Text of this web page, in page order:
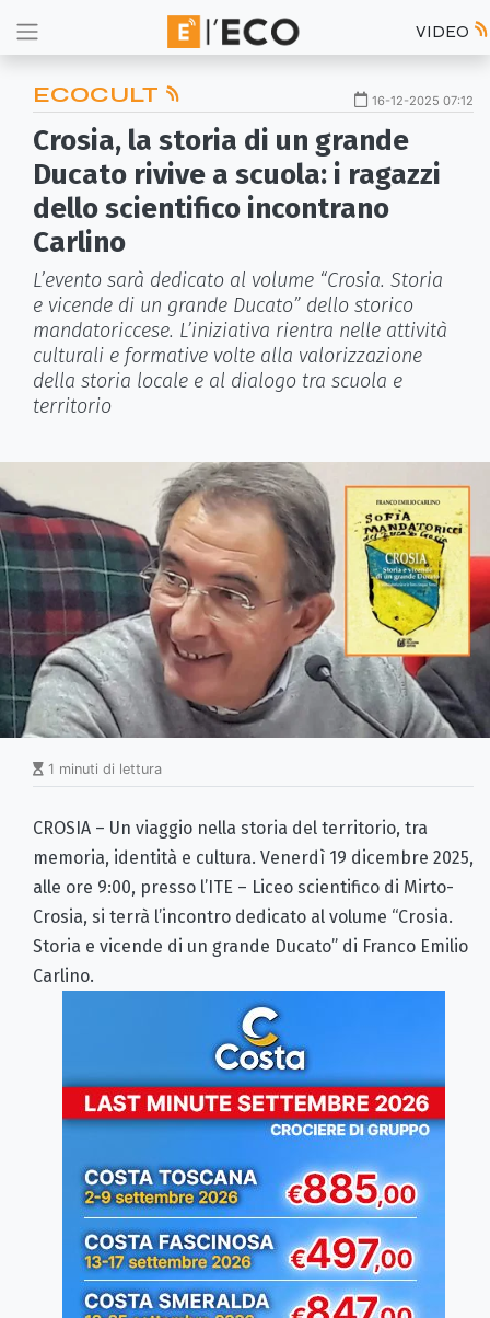
VIDEO
ECOCULT 16-12-2025 07:12
Crosia, la storia di un grande
Ducato rivive a scuola: i ragazzi
dello scientifico incontrano
Carlino
L’evento sarà dedicato al volume “Crosia. Storia
e vicende di un grande Ducato” dello storico
mandatoriccese. L’iniziativa rientra nelle attività
culturali e formative volte alla valorizzazione
della storia locale e al dialogo tra scuola e
territorio
1 minuti di lettura
CROSIA – Un viaggio nella storia del territorio, tra
memoria, identità e cultura. Venerdì 19 dicembre 2025,
alle ore 9:00, presso l’ITE – Liceo scientifico di Mirto-
Crosia, si terrà l’incontro dedicato al volume “Crosia.
Storia e vicende di un grande Ducato” di Franco Emilio
Carlino.